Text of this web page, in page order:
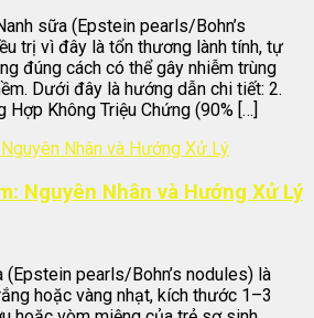
sữa (Epstein pearls/Bohn’s
trị vì đây là tổn thương lành tính, tự
đúng cách có thể gây nhiễm trùng
Dưới đây là hướng dẫn chi tiết: 2.
Hợp Không Triệu Chứng (90% […]
Nguyên Nhân và Hướng Xử Lý
(Epstein pearls/Bohn’s nodules) là
hoặc vàng nhạt, kích thước 1–3